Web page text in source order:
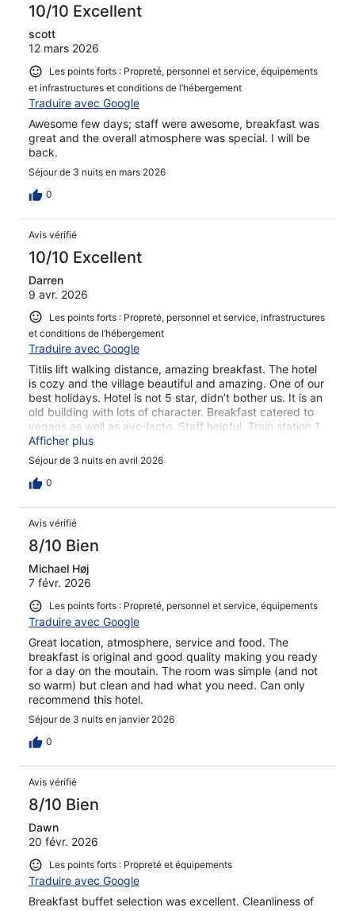
10/10 Excellent
scott
12 mars 2026
Les points forts : Propreté, personnel et service, équipements
et infrastructures et conditions de l’hébergement
Traduire avec Google
Awesome few days; staff were awesome, breakfast was
great and the overall atmosphere was special. I will be
back.
Séjour de 3 nuits en mars 2026
0
Avis vérifié
10/10 Excellent
Darren
9 avr. 2026
Les points forts : Propreté, personnel et service, infrastructures
et conditions de l’hébergement
Traduire avec Google
Titlis lift walking distance, amazing breakfast. The hotel
is cozy and the village beautiful and amazing. One of our
best holidays. Hotel is not 5 star, didn’t bother us. It is an
old building with lots of character. Breakfast catered to
vegans as well as avo-lacto. Staff helpful. Train station 1
minute walk.
Afficher plus
Séjour de 3 nuits en avril 2026
0
Avis vérifié
8/10 Bien
Michael Høj
7 févr. 2026
Les points forts : Propreté, personnel et service, équipements
Traduire avec Google
Great location, atmosphere, service and food. The
breakfast is original and good quality making you ready
for a day on the moutain. The room was simple (and not
so warm) but clean and had what you need. Can only
recommend this hotel.
Séjour de 3 nuits en janvier 2026
0
Avis vérifié
8/10 Bien
Dawn
20 févr. 2026
Les points forts : Propreté et équipements
Traduire avec Google
Breakfast buffet selection was excellent. Cleanliness of